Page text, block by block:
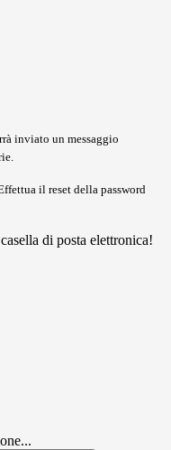
inviato un messaggio
il reset della password
di posta elettronica!